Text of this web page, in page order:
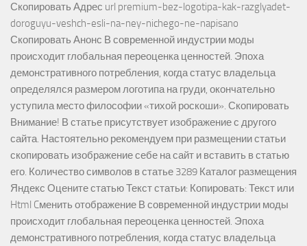
Скопировать Адрес url premium-bez-logotipa-kak-razglyadet-
doroguyu-veshch-esli-na-ney-nichego-ne-napisano
Скопировать Анонс В современной индустрии моды
происходит глобальная переоценка ценностей. Эпоха
демонстративного потребления, когда статус владельца
определялся размером логотипа на груди, окончательно
уступила место философии «тихой роскоши». Скопировать
Внимание! В статье присутствует изображение с другого
сайта. Настоятельно рекомендуем при размещении статьи
скопировать изображение себе на сайт и вставить в статью
его. Количество символов в статье 3289 Каталог размещения
Яндекс Оцените статью Текст статьи: Копировать: Текст или
Html Cменить отображение В современной индустрии моды
происходит глобальная переоценка ценностей. Эпоха
демонстративного потребления, когда статус владельца